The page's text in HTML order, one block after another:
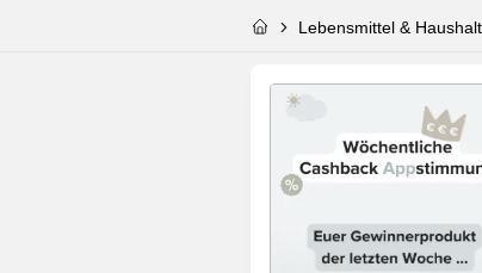
Lebensmittel & Haushalt